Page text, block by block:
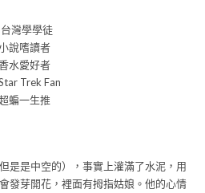
灣學學徒
說嗜讀者
水愛好者
Trek Fan
蝙一生推
是是中空的），事實上灌滿了水泥，用
發芽開花，裡面有拇指姑娘。他的心情